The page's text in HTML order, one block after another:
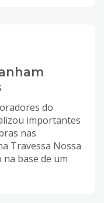
do
importantes
nas
Travessa Nossa
base de um